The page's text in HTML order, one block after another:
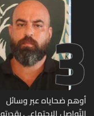
3
أوهم ضحاياه عبر وسائل